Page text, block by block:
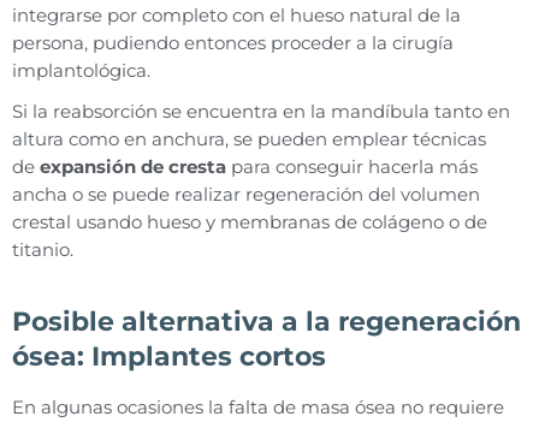
integrarse por completo con el hueso natural de la
persona, pudiendo entonces proceder a la cirugía
implantológica.
Si la reabsorción se encuentra en la mandíbula tanto en
altura como en anchura, se pueden emplear técnicas
de expansión de cresta para conseguir hacerla más
ancha o se puede realizar regeneración del volumen
crestal usando hueso y membranas de colágeno o de
titanio.
Posible alternativa a la regeneración
ósea: Implantes cortos
En algunas ocasiones la falta de masa ósea no requiere